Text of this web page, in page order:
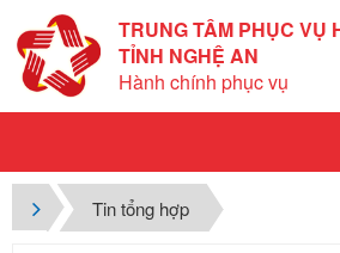
TRUNG TÂM PHỤC VỤ
TỈNH NGHỆ AN
Hành chính phục vụ
Tin tổng hợp